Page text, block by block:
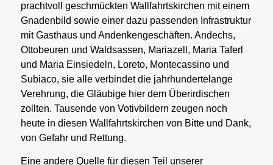
prachtvoll geschmückten Wallfahrtskirchen mit einem
Gnadenbild sowie einer dazu passenden Infrastruktur
mit Gasthaus und Andenkengeschäften. Andechs,
Ottobeuren und Waldsassen, Mariazell, Maria Taferl
und Maria Einsiedeln, Loreto, Montecassino und
Subiaco, sie alle verbindet die jahrhundertelange
Verehrung, die Gläubige hier dem Überirdischen
zollten. Tausende von Votivbildern zeugen noch
heute in diesen Wallfahrtskirchen von Bitte und Dank,
von Gefahr und Rettung.
Eine andere Quelle für diesen Teil unserer